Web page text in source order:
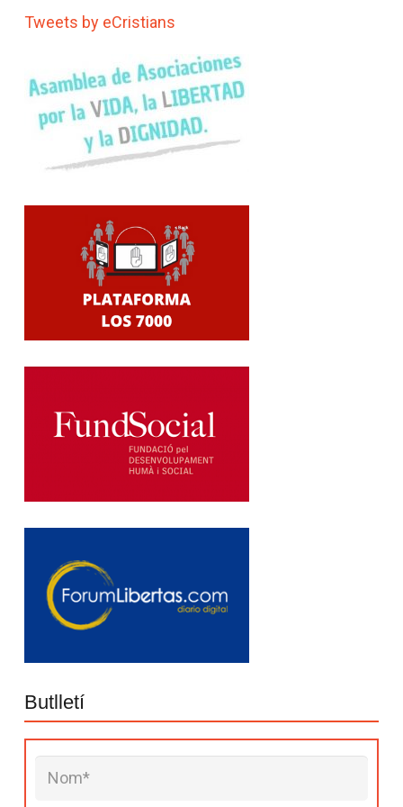
Tweets by eCristians
Butlletí